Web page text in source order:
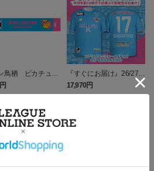
鳥栖 ピカチュウ
マフラー
『すぐにお届け』26/27レ
プリカユニフォームFP1st
No.17 SAGANTINO
17,970円